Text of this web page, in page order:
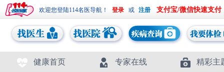
欢迎您登陆114名医导航！ 或 支付宝/微信快速支付
健康首页 专家在线 精彩主